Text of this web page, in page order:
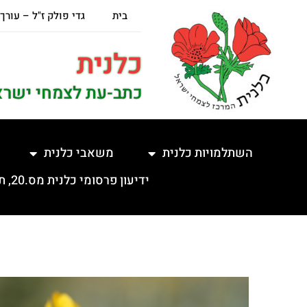
בית גדי פולק ז"ל –
כלנית
כתב-עת לצמחי
השתלמויות כלנית
משאבי כלנית
ידיעון פרסומי כלנית מס.20, תשפ"ה, 5.2.2025